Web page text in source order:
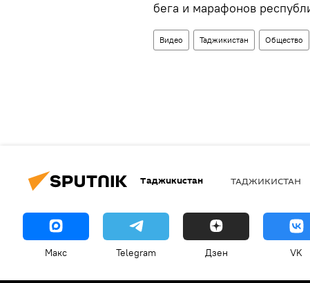
бега и марафонов
Видео Таджикистан Общество
Таджикистан ТАДЖИКИСТАН
Макс Telegram Дзен VK